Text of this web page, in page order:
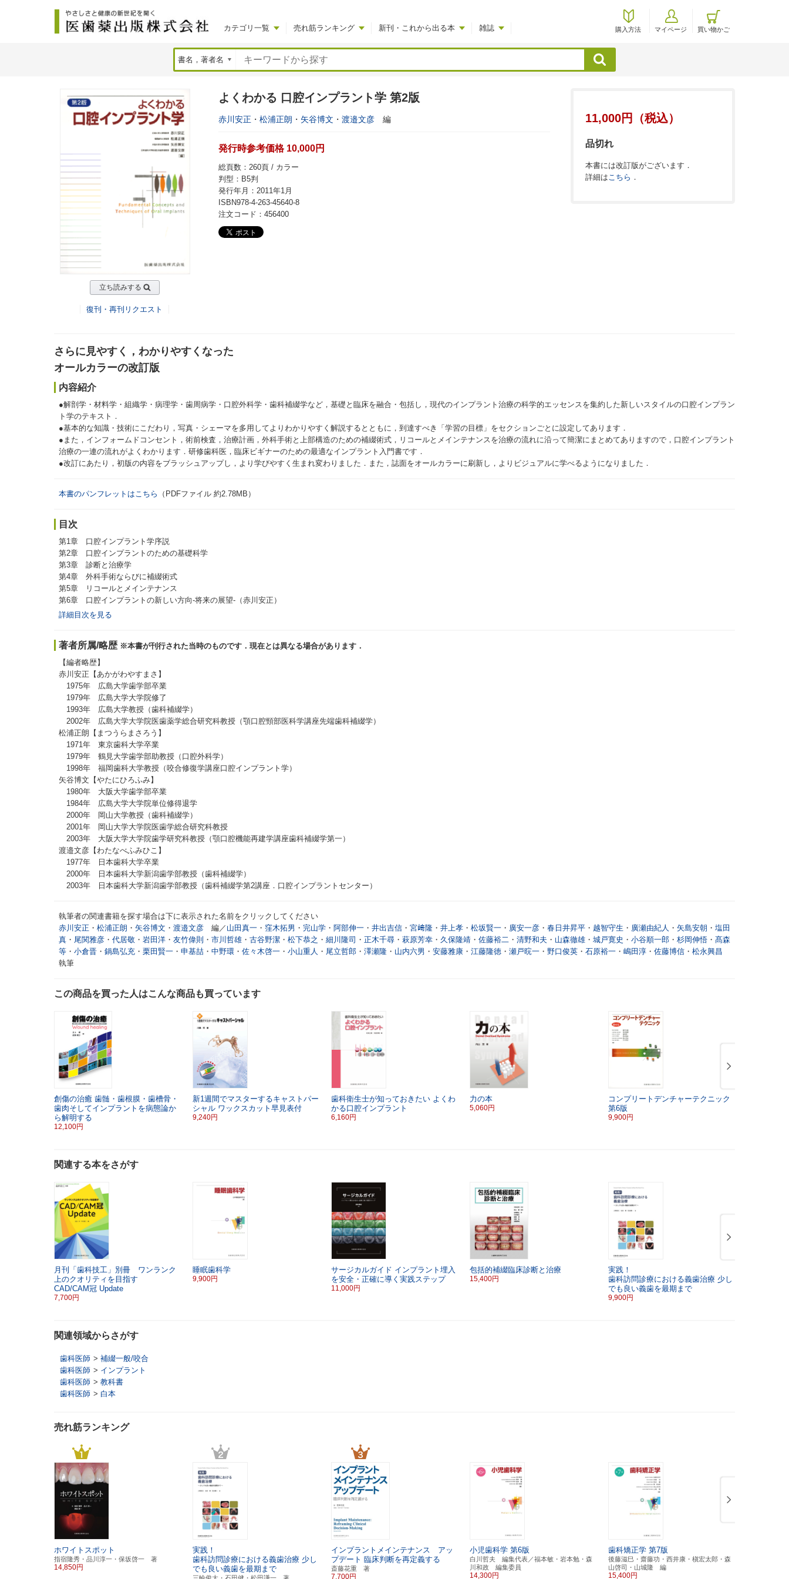
カテゴリ一覧 売れ筋ランキング 新刊・これから出る本 雑誌 購入方法 マイページ 買い物かご
検索
立ち読みする
復刊・再刊リクエスト
11,000円（税込）
品切れ
本書には改訂版がございます．
詳細はこちら ．
よくわかる 口腔インプラント学 第2版
赤川安正 ・ 松浦正朗 ・ 矢谷博文 ・ 渡邉文彦 編
発行時参考価格 10,000円
総頁数：260頁 / カラー
判型：B5判
発行年月：2011年1月
ISBN978-4-263-45640-8
注文コード：456400
さらに見やすく，わかりやすくなった
オールカラーの改訂版
内容紹介
●解剖学・材料学・組織学・病理学・歯周病学・口腔外科学・歯科補綴学など，基礎と臨床を融合・包括し，現代のインプラント治療の科学的エッセンスを集約した新しいスタイルの口腔インプラン
ト学のテキスト．
●基本的な知識・技術にこだわり，写真・シェーマを多用してよりわかりやすく解説するとともに，到達すべき「学習の目標」をセクションごとに設定してあります．
●また，インフォームドコンセント，術前検査，治療計画，外科手術と上部構造のための補綴術式，リコールとメインテナンスを治療の流れに沿って簡潔にまとめてありますので，口腔インプラント
治療の一連の流れがよくわかります．研修歯科医，臨床ビギナーのための最適なインプラント入門書です．
●改訂にあたり，初版の内容をブラッシュアップし，より学びやすく生まれ変わりました．また，誌面をオールカラーに刷新し，よりビジュアルに学べるようになりました．
本書のパンフレットはこちら （PDFファイル 約2.78MB）
目次
第1章 口腔インプラント学序説
第2章 口腔インプラントのための基礎科学
第3章 診断と治療学
第4章 外科手術ならびに補綴術式
第5章 リコールとメインテナンス
第6章 口腔インプラントの新しい方向-将来の展望-（赤川安正）
詳細目次を見る
著者所属/略歴 ※本書が刊行された当時のものです．現在とは異なる場合があります．
【編者略歴】
赤川安正【あかがわやすまさ】
1975年 広島大学歯学部卒業
1979年 広島大学大学院修了
1993年 広島大学教授（歯科補綴学）
2002年 広島大学大学院医歯薬学総合研究科教授（顎口腔頸部医科学講座先端歯科補綴学）
松浦正朗【まつうらまさろう】
1971年 東京歯科大学卒業
1979年 鶴見大学歯学部助教授（口腔外科学）
1998年 福岡歯科大学教授（咬合修復学講座口腔インプラント学）
矢谷博文【やたにひろふみ】
1980年 大阪大学歯学部卒業
1984年 広島大学大学院単位修得退学
2000年 岡山大学教授（歯科補綴学）
2001年 岡山大学大学院医歯学総合研究科教授
2003年 大阪大学大学院歯学研究科教授（顎口腔機能再建学講座歯科補綴学第一）
渡邉文彦【わたなべふみひこ】
1977年 日本歯科大学卒業
2000年 日本歯科大学新潟歯学部教授（歯科補綴学）
2003年 日本歯科大学新潟歯学部教授（歯科補綴学第2講座．口腔インプラントセンター）
執筆者の関連書籍を探す場合は下に表示された名前をクリックしてください
赤川安正 ・ 松浦正朗 ・ 矢谷博文 ・ 渡邉文彦 編／ 山田真一 ・ 窪木拓男 ・ 完山学 ・ 阿部伸一 ・ 井出吉信 ・ 宮﨑隆 ・ 井上孝 ・ 松坂賢一 ・ 廣安一彦 ・ 春日井昇平 ・ 越智守生 ・ 廣瀬由紀人 ・ 矢島安朝 ・ 塩田
真 ・ 尾関雅彦 ・ 代居敬 ・ 岩田洋 ・ 友竹偉則 ・ 市川哲雄 ・ 古谷野潔 ・ 松下恭之 ・ 細川隆司 ・ 正木千尋 ・ 萩原芳幸 ・ 久保隆靖 ・ 佐藤裕二 ・ 清野和夫 ・ 山森徹雄 ・ 城戸寛史 ・ 小谷順一郎 ・ 杉岡伸悟 ・ 髙森
等 ・ 小倉晋 ・ 鍋島弘充 ・ 栗田賢一 ・ 申基喆 ・ 中野環 ・ 佐々木啓一 ・ 小山重人 ・ 尾立哲郎 ・ 澤瀬隆 ・ 山内六男 ・ 安藤雅康 ・ 江藤隆徳 ・ 瀬戸晥一 ・ 野口俊英 ・ 石原裕一 ・ 嶋田淳 ・ 佐藤博信 ・ 松永興昌
執筆
この商品を買った人はこんな商品も買っています
創傷の治癒 歯髄・歯根膜・歯槽骨・
歯肉そしてインプラントを病態論か
ら解明する
12,100円
新1週間でマスターするキャストパー
シャル ワックスカット早見表付
9,240円
歯科衛生士が知っておきたい よくわ
かる口腔インプラント
6,160円
力の本
5,060円
コンプリートデンチャーテクニック
第6版
9,900円
関連する本をさがす
月刊「歯科技工」別冊 ワンランク
上のクオリティを目指す
CAD/CAM冠 Update
7,700円
睡眠歯科学
9,900円
サージカルガイド インプラント埋入
を安全・正確に導く実践ステップ
11,000円
包括的補綴臨床診断と治療
15,400円
実践！
歯科訪問診療における義歯治療 少し
でも良い義歯を最期まで
9,900円
関連領域からさがす
歯科医師 > 補綴一般/咬合
歯科医師 > インプラント
歯科医師 > 教科書
歯科医師 > 白本
売れ筋ランキング
ホワイトスポット
指宿隆秀・品川淳一・保坂啓一 著
14,850円
実践！
歯科訪問診療における義歯治療 少し
でも良い義歯を最期まで
インプラントメインテナンス アッ
プデート 臨床判断を再定義する
斎藤花重 著
7,700円
小児歯科学 第6版
白川哲夫 編集代表／福本敏・岩本勉・森
川和政 編集委員
14,300円
歯科矯正学 第7版
後藤滋巳・齋藤功・西井康・槇宏太郎・森
山啓司・山城隆 編
15,400円